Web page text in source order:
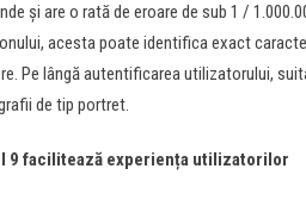
și are o rată de eroare de sub 1 /
acesta poate identifica exact
Pe lângă autentificarea utilizatorului,
de tip portret.
9 facilitează experiența utilizatorilor